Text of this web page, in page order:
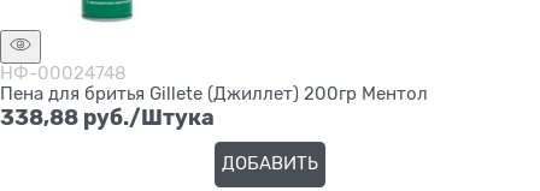
НФ-00024748
Пена для бритья Gillete (Джиллет) 200гр Ментол
338,88 руб./Штука
ДОБАВИТЬ